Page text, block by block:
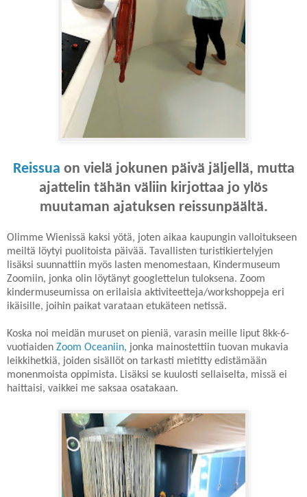
Reissua on vielä jokunen päivä jäljellä, mutta
ajattelin tähän väliin kirjottaa jo ylös
muutaman ajatuksen reissunpäältä.
Olimme Wienissä kaksi yötä, joten aikaa kaupungin valloitukseen
meiltä löytyi puolitoista päivää. Tavallisten turistikiertelyjen
lisäksi suunnattiin myös lasten menomestaan, Kindermuseum
Zoomiin, jonka olin löytänyt googlettelun tuloksena. Zoom
kindermuseumissa on erilaisia aktiviteetteja/workshoppeja eri
ikäisille, joihin paikat varataan etukäteen netissä.
Koska noi meidän muruset on pieniä, varasin meille liput 8kk-6-
vuotiaiden Zoom Oceaniin, jonka mainostettiin tuovan mukavia
leikkihetkiä, joiden sisällöt on tarkasti mietitty edistämään
monenmoista oppimista. Lisäksi se kuulosti sellaiselta, missä ei
haittaisi, vaikkei me saksaa osatakaan.